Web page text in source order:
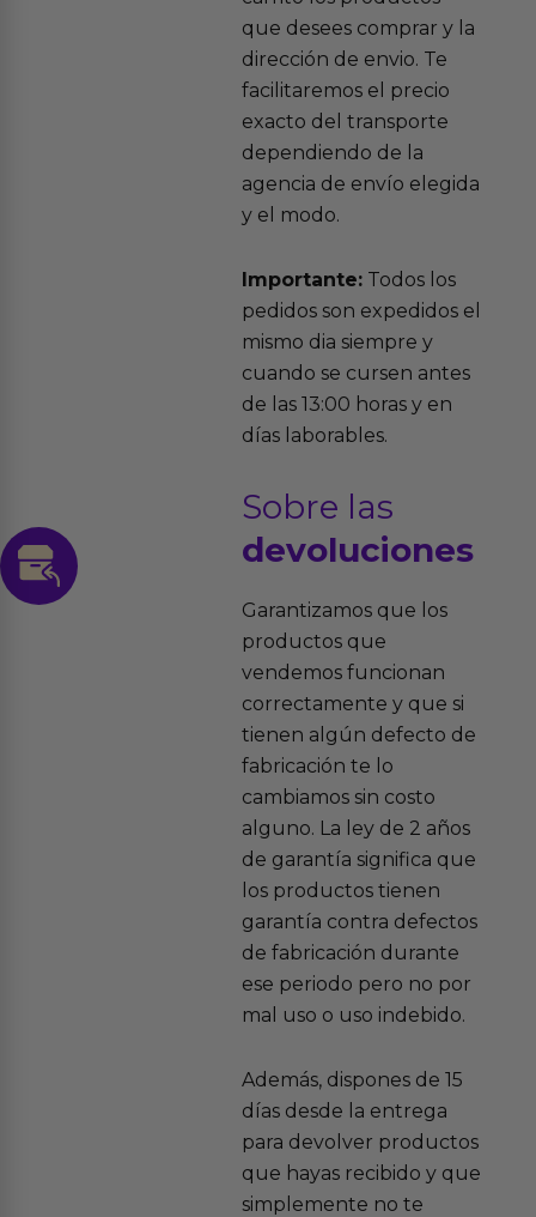
que desees comprar y la
dirección de envio. Te
facilitaremos el precio
exacto del transporte
dependiendo de la
agencia de envío elegida
y el modo.
Importante:Todos los
pedidos son expedidos el
mismo dia siempre y
cuando se cursen antes
de las 13:00 horas y en
días laborables.
Sobre las
devoluciones
Garantizamos que los
productos que
vendemos funcionan
correctamente y que si
tienen algún defecto de
fabricación te lo
cambiamos sin costo
alguno. La ley de 2 años
de garantía significa que
los productos tienen
garantía contra defectos
de fabricación durante
ese periodo pero no por
mal uso o uso indebido.
Además, dispones de 15
días desde la entrega
para devolver productos
que hayas recibido y que
simplemente no te